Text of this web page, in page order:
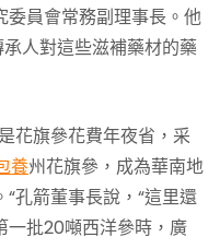
委員會常務副理事長。他
人對這些滋補藥材的藥
花旗參花費年夜省，采
養州花旗參，成為華南地
孔箭董事長說，“這里還
一批20噸西洋參時，廣